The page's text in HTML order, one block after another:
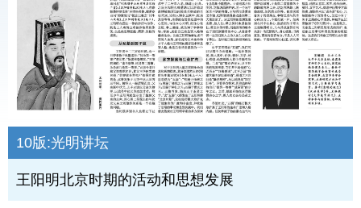
10版:光明讲坛
王阳明北京时期的活动和思想发展